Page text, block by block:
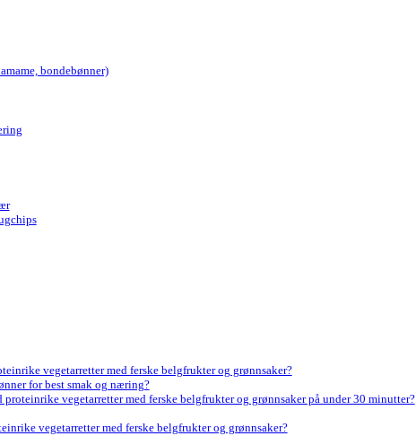
bondebønner)
vegetarretter med ferske belgfrukter og grønnsaker?
for best smak og næring?
vegetarretter med ferske belgfrukter og grønnsaker på under 30 minutter?
vegetarretter med ferske belgfrukter og grønnsaker?